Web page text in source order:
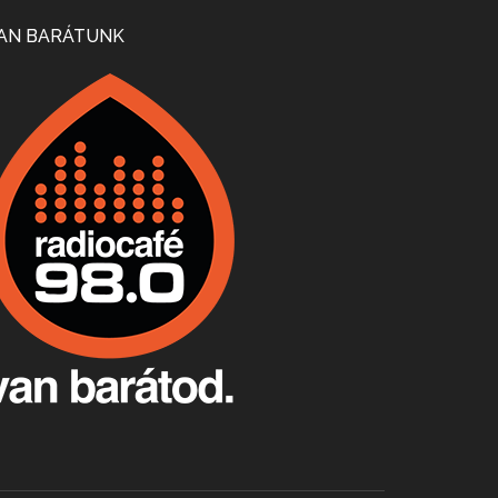
Apr 24, 2026 • 00:38:10
Villány, kékfrankos, Jackfall
Apr 17, 2026 • 00:35:38
Apr 9, 2026 • 00:37:17
BARÁTUNK